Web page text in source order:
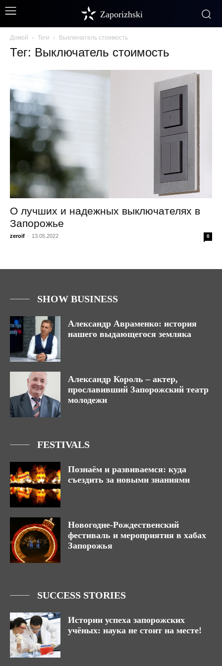
Zaporizhski
Домой Теги Выключатель стоимость
Тег: Выключатель стоимость
О лучших и надежных выключателях в
Запорожье
zeroif - 13.05.2022 0
SHOW BUSINESS
Александр Авраменко: история
нашего выдающегося земляка
Александр Король – актер,
прославивший Запорожский театр
молодежи
FESTIVALS
Познаём и развиваемся: куда
съездить за новыми знаниями
Новогодне-Рождественский
фестиваль и мероприятия в хабах
Запорожья
SUCCESS STORIES
Истории успеха запорожских
учёных: наука не стоит на месте!